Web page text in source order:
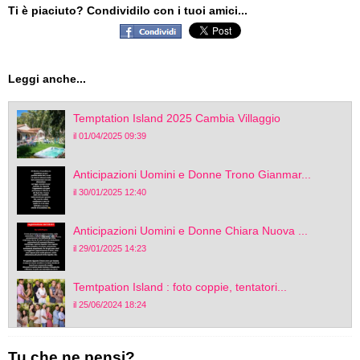
Ti è piaciuto? Condividilo con i tuoi amici...
Leggi anche...
Temptation Island 2025 Cambia Villaggio
il 01/04/2025 09:39
Anticipazioni Uomini e Donne Trono Gianmar...
il 30/01/2025 12:40
Anticipazioni Uomini e Donne Chiara Nuova ...
il 29/01/2025 14:23
Temtpation Island : foto coppie, tentatori...
il 25/06/2024 18:24